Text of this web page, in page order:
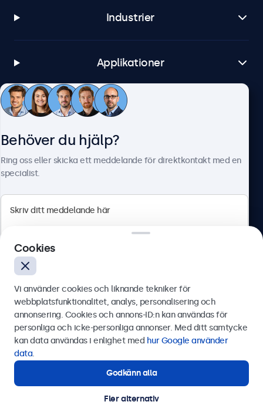
Industrier
Applikationer
Kundtjänst
Olof Palmesgata 29, Stockholm, 111 22, Sverige
Svenska
© 2026 Beetronics
Behöver du hjälp?
Ring oss eller skicka ett meddelande för direktkontakt med en
specialist.
Skicka
Kontakta våra experter.
Cookies
Vi använder cookies och liknande tekniker för
webbplatsfunktionalitet, analys, personalisering och
annonsering. Cookies och annons-ID:n kan användas för
personliga och icke-personliga annonser. Med ditt samtycke
kan data användas i enlighet med hur Google använder
data.
Godkänn alla
Fler alternativ